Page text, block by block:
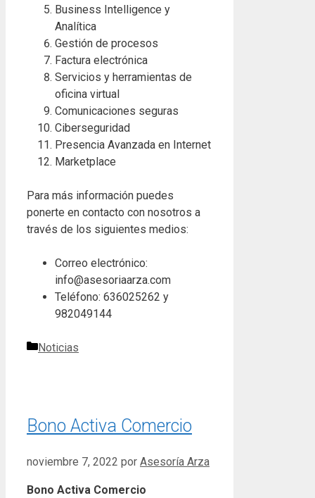
Business Intelligence y
Analítica
Gestión de procesos
Factura electrónica
Servicios y herramientas de
oficina virtual
Comunicaciones seguras
Ciberseguridad
Presencia Avanzada en Internet
Marketplace
Para más información puedes
ponerte en contacto con nosotros a
través de los siguientes medios:
Correo electrónico:
info@asesoriaarza.com
Teléfono: 636025262 y
982049144
Categorías
Noticias
Bono Activa Comercio
noviembre 7, 2022 por Asesoría Arza
Bono Activa Comercio